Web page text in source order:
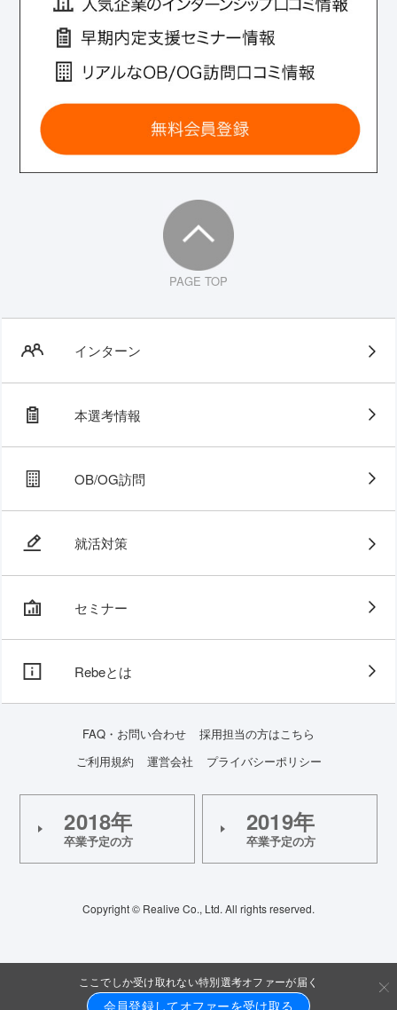
PAGE TOP
インターン
本選考情報
OB/OG訪問
就活対策
セミナー
Rebeとは
FAQ・お問い合わせ
採用担当の方はこちら
ご利用規約
運営会社 プライバシーポリシー
2018年
卒業予定の方
2019年
卒業予定の方
Copyright © Realive Co., Ltd. All rights reserved.
ここでしか受け取れない特別選考オファーが届く
会員登録してオファーを受け取る